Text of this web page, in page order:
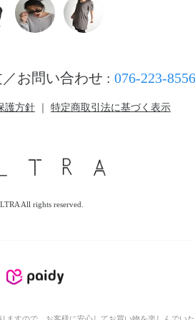
お問い合わせ : 076-223-8556
護方針 特定商取引法に基づく表示
All rights reserved.